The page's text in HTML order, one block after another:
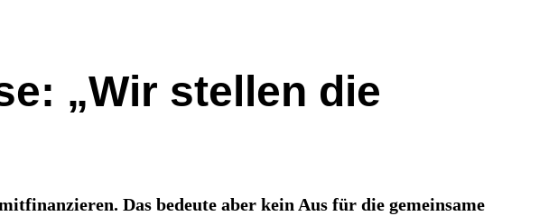
„Wir stellen die
Das bedeute aber kein Aus für die gemeinsame